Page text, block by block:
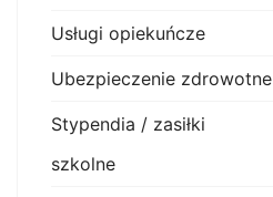
Usługi opiekuńcze
Ubezpieczenie zdrowotne
Stypendia / zasiłki
szkolne